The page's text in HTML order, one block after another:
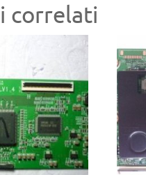
correlati